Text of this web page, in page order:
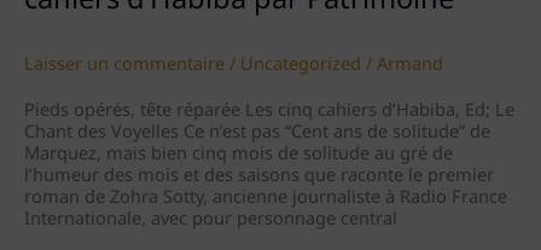
Laisser un commentaire / Uncategorized / Armand
Pieds opérés, tête réparée Les cinq cahiers d’Habiba, Ed; Le
Chant des Voyelles Ce n’est pas “Cent ans de solitude” de
Marquez, mais bien cinq mois de solitude au gré de
l’humeur des mois et des saisons que raconte le premier
roman de Zohra Sotty, ancienne journaliste à Radio France
Internationale, avec pour personnage central